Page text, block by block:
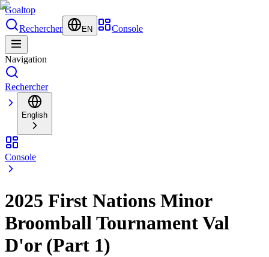
Goaltop
Rechercher
EN Console
Navigation
Rechercher
English
Console
2025 First Nations Minor
Broomball Tournament Val
D'or (Part 1)